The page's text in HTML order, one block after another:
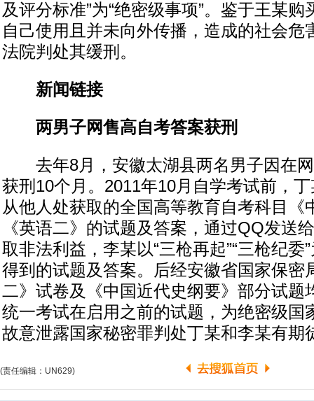
及评分标准”为“绝密级事项”。鉴于王某
自己使用且并未向外传播，造成的社会危
法院判处其缓刑。
新闻链接
两男子网售高自考答案获刑
去年8月，安徽太湖县两名男子因在网
获刑10个月。2011年10月自学考试前，
从他人处获取的全国高等教育自考科目《
《英语二》的试题及答案，通过QQ发送
取非法利益，李某以“三枪再起”“三枪纪委
得到的试题及答案。后经安徽省国家保密
二》试卷及《中国近代史纲要》部分试题
统一考试在启用之前的试题，为绝密级国
故意泄露国家秘密罪判处丁某和李某有期
(责任编辑：UN629)